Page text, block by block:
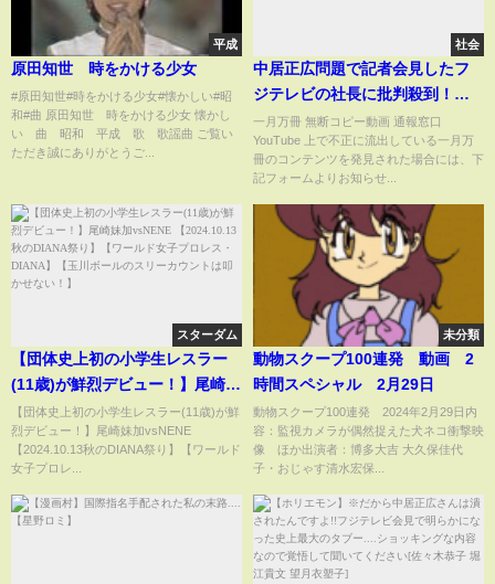
平成
原田知世 時をかける少女
#原田知世#時をかける少女#懐かしい#昭
和#曲 原田知世 時をかける少女 懐かし
い 曲 昭和 平成 歌 歌謡曲 ご覧い
ただき誠にありがとうご...
社会
中居正広問題で記者会見したフ
ジテレビの社長に批判殺到！フ
ジ存続の危機！日本生命がAC差
し替え、スポンサーのフジ離れ
開始！元博報堂作家本間龍さん
一月万冊 無断コピー動画 通報窓口
YouTube 上で不正に流出している一月万
冊のコンテンツを発見された場合には、下
記フォームよりお知らせ...
スターダム
【団体史上初の小学生レスラー
(11歳)が鮮烈デビュー！】尾崎妹
加vsNENE 【2024.10.13秋の
DIANA祭り】【ワールド女子プ
ロレス・DIANA】【玉川ボール
い！】
【団体史上初の小学生レスラー(11歳)が鮮
烈デビュー！】尾崎妹加vsNENE
【2024.10.13秋のDIANA祭り】【ワールド
女子プロレ...
未分類
動物スクープ100連発 動画 2
時間スペシャル 2月29日
動物スクープ100連発 2024年2月29日内
容：監視カメラが偶然捉えた犬ネコ衝撃映
像 ほか出演者：博多大吉 大久保佳代
子・おじゃす清水宏保...